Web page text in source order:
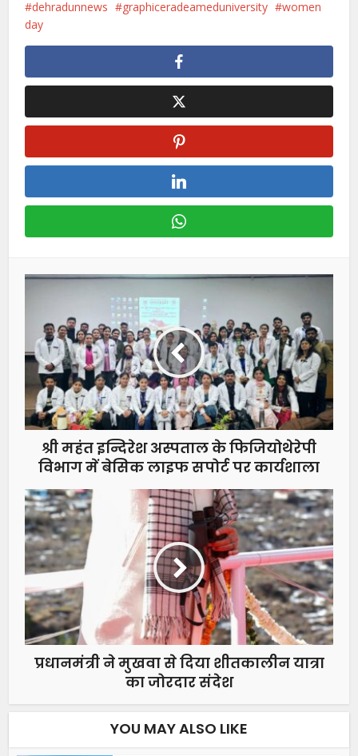
dehradunnews graphiceradeameduniversity
women
day
श्री महंत इन्दिरेश अस्पताल के फिजियोथेरेपी
विभाग में बेसिक लाइफ सपोर्ट पर कार्यशाला
प्रधानमंत्री ने मुखवा से दिया शीतकालीन यात्रा
का जोरदार संदेश
YOU MAY ALSO LIKE